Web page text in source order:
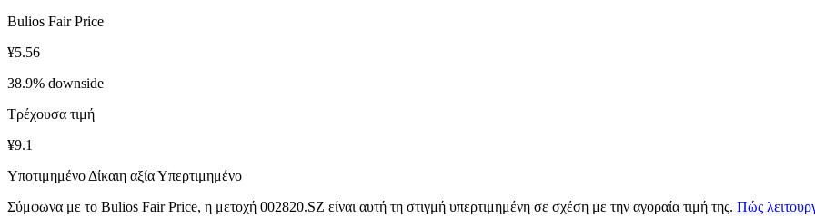
Bulios Fair Price
¥5.56
38.9% downside
Τρέχουσα τιμή
¥9.1
Υποτιμημένο Δίκαιη αξίαΥπερτιμημένο
Σύμφωνα με το Bulios Fair Price, η μετοχή 002820.SZ είναι αυτή τη στιγμή υπερτιμημένη σε σχέση με την αγοραία τιμή της. Πώς